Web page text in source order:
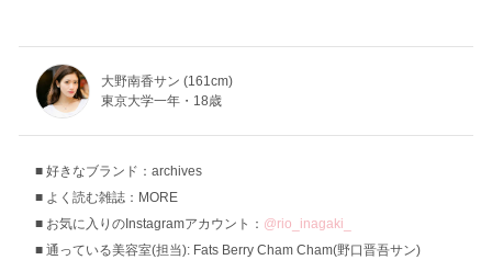
大野南香サン (161cm)
東京大学一年・18歳
好きなブランド：archives
よく読む雑誌：MORE
お気に入りのInstagramアカウント： @rio_inagaki_
通っている美容室(担当): Fats Berry Cham Cham(野口晋吾サン)